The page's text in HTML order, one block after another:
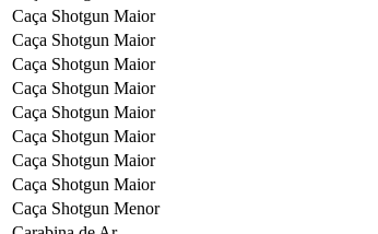
Caça Shotgun Maior
Caça Shotgun Maior
Caça Shotgun Maior
Caça Shotgun Maior
Caça Shotgun Maior
Caça Shotgun Maior
Caça Shotgun Maior
Caça Shotgun Maior
Caça Shotgun Menor